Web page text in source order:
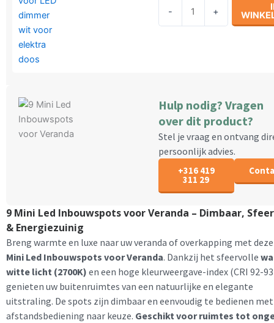
9 Mini Led Inbouwspots voor Veranda – Dimbaar,
& Energiezuinig
Breng warmte en luxe naar uw veranda of overkapping met
Mini Led Inbouwspots voor Veranda. Dankzij het sfeervolle
witte licht (2700K) en een hoge kleurweergave-index (CRI 92-
genieten uw buitenruimtes van een natuurlijke en elegante
uitstraling. De spots zijn dimbaar en eenvoudig te bedienen
afstandsbediening naar keuze. Geschikt voor ruimtes tot
-
draadloos
aantal
+
Hulp nodig? Vragen
over dit product?
Stel je vraag en ontvang
persoonlijk advies.
+316 419
311 29